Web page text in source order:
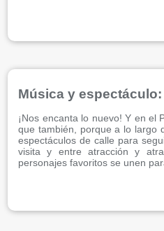
¡Nos encanta lo nuevo! Y en el
que también, porque a lo largo
espectáculos de calle para
visita y entre atracción y
personajes favoritos se unen